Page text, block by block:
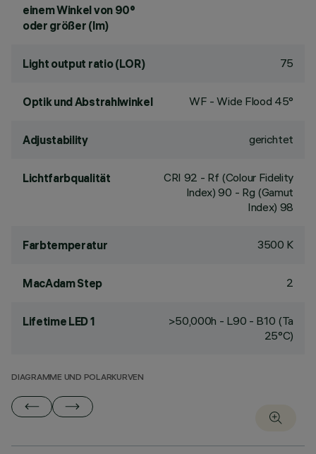
einem Winkel von 90°
oder größer (lm)
Light output ratio (LOR) 75
Optik und Abstrahlwinkel WF - Wide Flood 45°
Adjustability gerichtet
Lichtfarbqualität CRI 92 - Rf (Colour Fidelity
Index) 90 - Rg (Gamut
Index) 98
Farbtemperatur 3500 K
MacAdam Step 2
Lifetime LED 1
>50,000h - L90 - B10 (Ta
25°C)
DIAGRAMME UND POLARKURVEN